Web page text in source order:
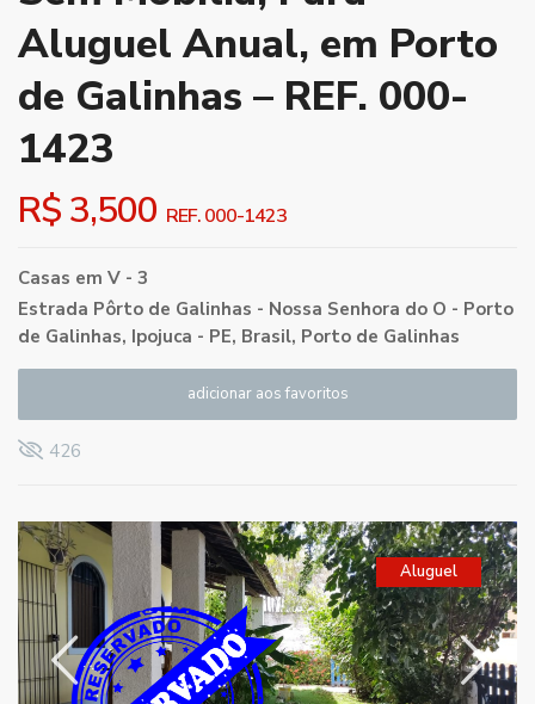
Aluguel Anual, em Porto
de Galinhas – REF. 000-
1423
R$ 3,500 REF. 000-1423
Casas em V - 3
Estrada Pôrto de Galinhas - Nossa Senhora do O - Porto
de Galinhas, Ipojuca - PE, Brasil, Porto de Galinhas
adicionar aos favoritos
426
Aluguel